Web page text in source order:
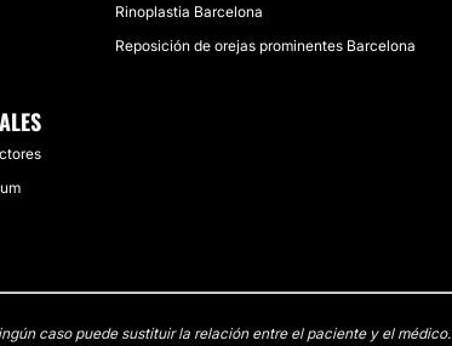
Rinoplastia Barcelona
Reposición de orejas prominentes Barcelona
caso puede sustituir la relación entre el paciente y el médico.